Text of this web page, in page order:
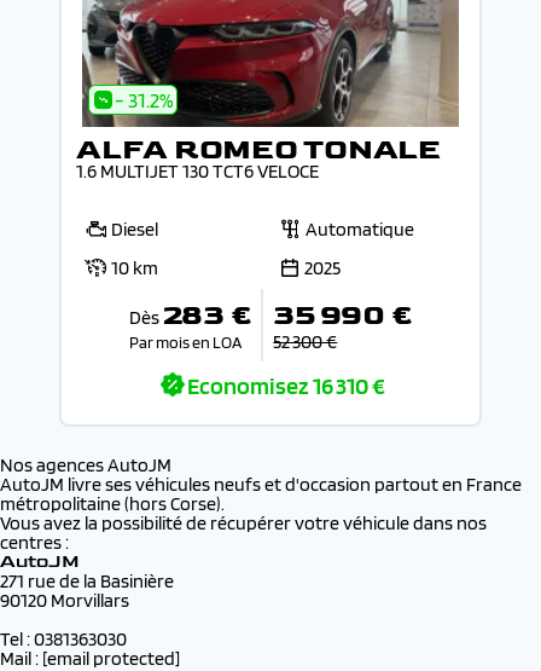
- 31.2%
ALFA ROMEO TONALE
1.6 MULTIJET 130 TCT6 VELOCE
Diesel
Automatique
10 km
2025
Dès 283 €
Par mois en LOA
35 990 €
52 300 €
Economisez16 310 €
Nos agences AutoJM
AutoJM livre ses véhicules neufs et d'occasion partout en France
métropolitaine (hors Corse).
Vous avez la possibilité de récupérer votre véhicule dans nos
centres :
AutoJM
271 rue de la Basinière
90120 Morvillars
Tel : 0381363030
Mail : [email protected]